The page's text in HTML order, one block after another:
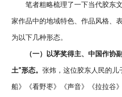
笔者粗略梳理了一下当代胶东文
家作品中的地域特色、作品风格、
为以下几种形态。
（一）以茅奖得主、中国作协
土”形态。 张炜，这位胶东人民的
船》《看野枣》《声音》《拉拉谷